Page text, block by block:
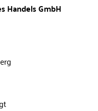
Handels GmbH